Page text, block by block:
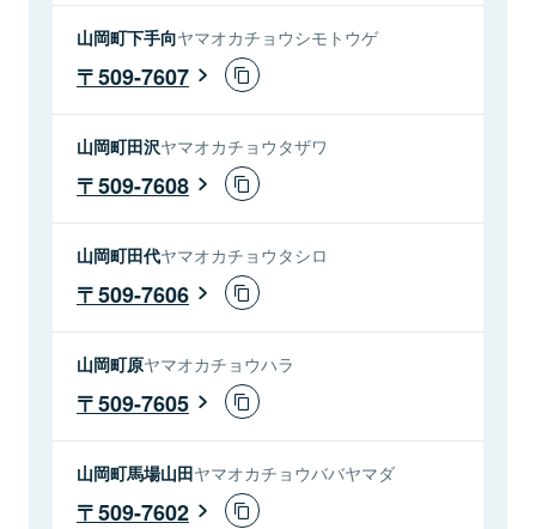
山岡町下手向ヤマオカチョウシモトウゲ
509-7607
山岡町田沢ヤマオカチョウタザワ
509-7608
山岡町田代ヤマオカチョウタシロ
509-7606
山岡町原ヤマオカチョウハラ
509-7605
山岡町馬場山田ヤマオカチョウババヤマダ
509-7602